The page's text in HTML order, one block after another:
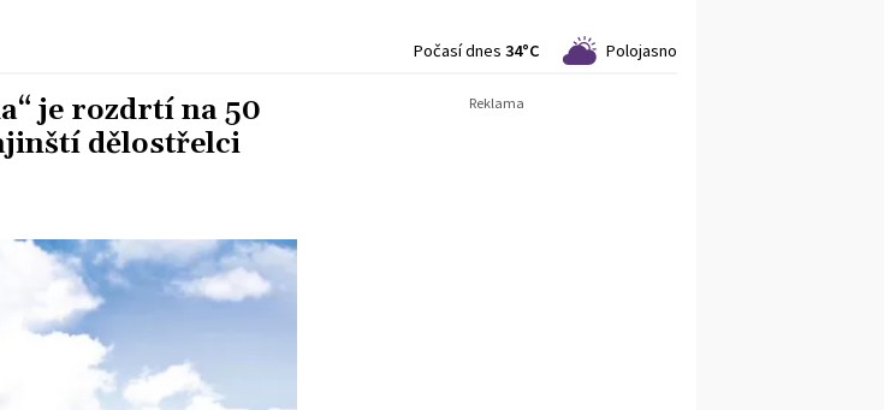
Počasí dnes 34°C Polojasno
je rozdrtí na 50
dělostřelci